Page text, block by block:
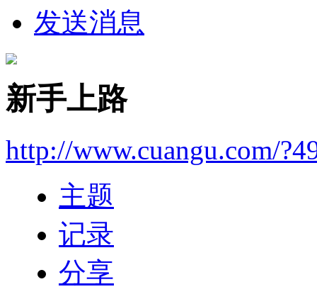
发送消息
新手上路
http://www.cuangu.com/
主题
记录
分享